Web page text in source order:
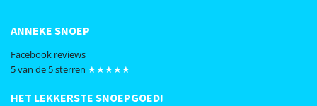
ANNEKE SNOEP
Facebook reviews
5 van de 5 sterren ★★★★★
HET LEKKERSTE SNOEPGOED!